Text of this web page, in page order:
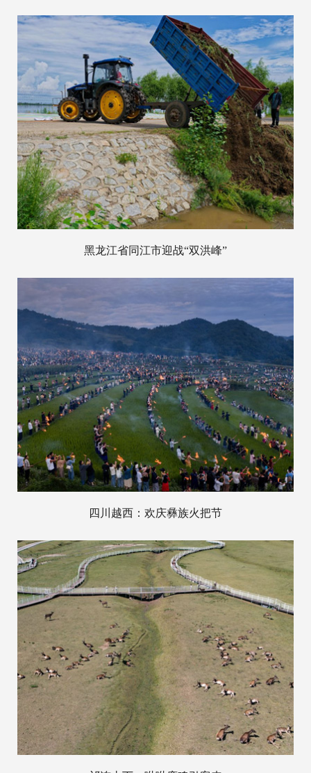
黑龙江省同江市迎战“双洪峰”
四川越西：欢庆彝族火把节